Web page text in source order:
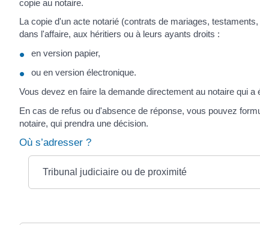
copie au notaire.
La copie d'un acte notarié (contrats de mariages,
dans l'affaire, aux héritiers ou à leurs ayants droits :
en version papier,
ou en version électronique.
Vous devez en faire la demande directement au notaire qui a
En cas de refus ou d'absence de réponse, vous pouvez
notaire, qui prendra une décision.
Où s’adresser ?
Tribunal judiciaire ou de proximité